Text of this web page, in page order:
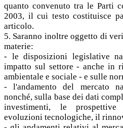
quanto convenuto tra le Parti
2003, il cui testo costituisce
articolo.
5. Saranno inoltre oggetto di
materie:
- le disposizioni legislative
impatto sul settore - anche in
ambientale e sociale - e sulle
- l'andamento del mercato
nonché, sulla base dei dati
investimenti, le
evoluzioni tecnologiche, il